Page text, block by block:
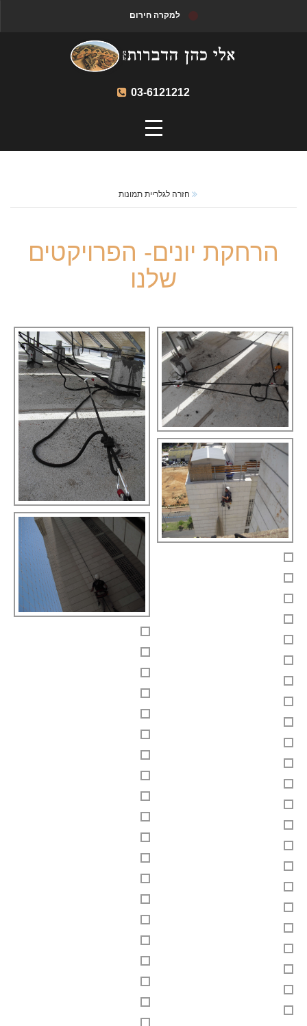
03-6121212
למקרה חירום
חזרה לגלריית תמונות
הרחקת יונים- הפרויקטים
שלנו